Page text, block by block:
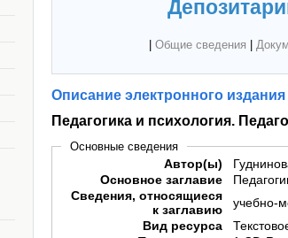
Общие сведения
Описание электронного издания
Педагогика и психология.
Основные сведения
Автор(ы)
Основное заглавие
Сведения, относящиеся
к заглавию
учебно-
Вид ресурса